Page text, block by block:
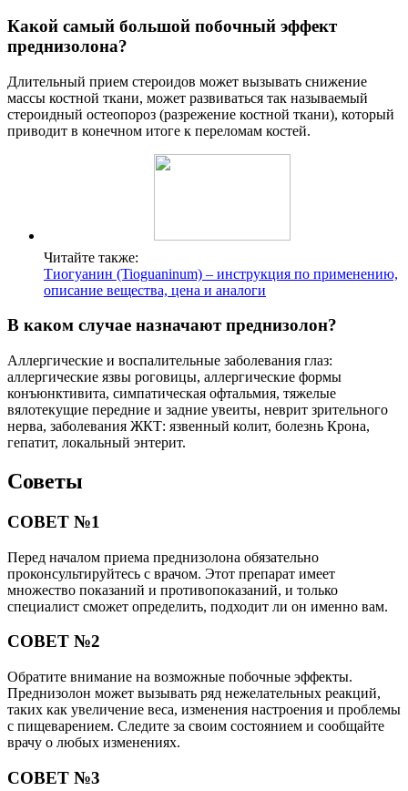
Какой самый большой побочный эффект
преднизолона?
Длительный прием стероидов может вызывать снижение
массы костной ткани, может развиваться так называемый
стероидный остеопороз (разрежение костной ткани), который
приводит в конечном итоге к переломам костей.
Читайте также:
Тиогуанин (Tioguaninum) – инструкция по применению,
описание вещества, цена и аналоги
В каком случае назначают преднизолон?
Аллергические и воспалительные заболевания глаз:
аллергические язвы роговицы, аллергические формы
конъюнктивита, симпатическая офтальмия, тяжелые
вялотекущие передние и задние увеиты, неврит зрительного
нерва, заболевания ЖКТ: язвенный колит, болезнь Крона,
гепатит, локальный энтерит.
Советы
СОВЕТ №1
Перед началом приема преднизолона обязательно
проконсультируйтесь с врачом. Этот препарат имеет
множество показаний и противопоказаний, и только
специалист сможет определить, подходит ли он именно вам.
СОВЕТ №2
Обратите внимание на возможные побочные эффекты.
Преднизолон может вызывать ряд нежелательных реакций,
таких как увеличение веса, изменения настроения и проблемы
с пищеварением. Следите за своим состоянием и сообщайте
врачу о любых изменениях.
СОВЕТ №3